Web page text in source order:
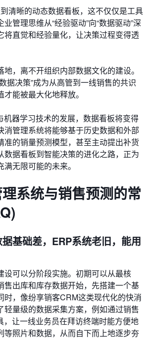
清晰的动态数据看板，这不仅仅是工具
管理思维从“经验驱动”向“数据驱动”深
将直觉和经验量化，让决策过程变得透
，离不开组织内部数据文化的建设。
据决策”成为从高管到一线销售的共识
能被最大化地释放。
机器学习技术的发展，数据看板将变得
消管理系统将能够基于历史数据和外部
准的销量预测模型，甚至主动提出补货
数据看板到智能决策的进化之路，正为
无限可能的未来。
系统与销售预测的常
基础差，ERP系统老旧，能用
设可以分阶段实施。初期可以从最核
售出库和库存数据开始，先搭建一个基
时，像纷享销客CRM这类现代化的快消
轻量级的数据采集方案，例如通过销售
，让一线业务员在拜访终端时能方便地
等照片和数据，从而自下而上地逐步夯